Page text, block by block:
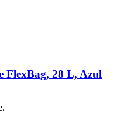
FlexBag, 28 L, Azul